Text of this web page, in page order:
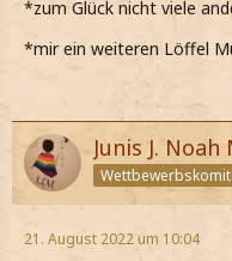
*zum Glück nicht viele
*mir ein weiteren Löffel
Junis J.
21. August 2022 um 10:04